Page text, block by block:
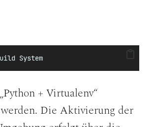
System
+ Virtualenv“
Die Aktivierung der